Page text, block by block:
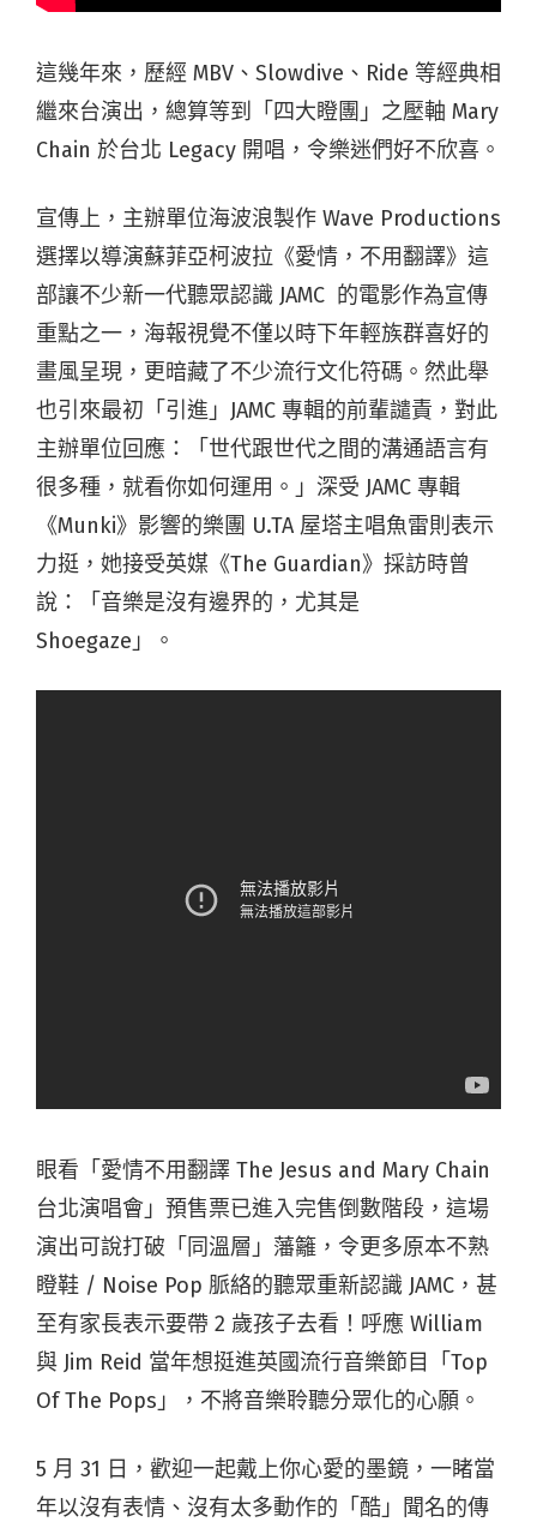
這幾年來，歷經 MBV、Slowdive、Ride 等經典相
繼來台演出，總算等到「四大瞪團」之壓軸 Mary
Chain 於台北 Legacy 開唱，令樂迷們好不欣喜。
宣傳上，主辦單位海波浪製作 Wave Productions
選擇以導演蘇菲亞柯波拉《愛情，不用翻譯》這
部讓不少新一代聽眾認識 JAMC 的電影作為宣傳
重點之一，海報視覺不僅以時下年輕族群喜好的
畫風呈現，更暗藏了不少流行文化符碼。然此舉
也引來最初「引進」JAMC 專輯的前輩譴責，對此
主辦單位回應：「世代跟世代之間的溝通語言有
很多種，就看你如何運用。」深受 JAMC 專輯
《Munki》影響的樂團 U.TA 屋塔主唱魚雷則表示
力挺，她接受英媒《The Guardian》採訪時曾
說：「音樂是沒有邊界的，尤其是
Shoegaze」。
眼看「愛情不用翻譯 The Jesus and Mary Chain
台北演唱會」預售票已進入完售倒數階段，這場
演出可說打破「同溫層」藩籬，令更多原本不熟
瞪鞋 / Noise Pop 脈絡的聽眾重新認識 JAMC，甚
至有家長表示要帶 2 歲孩子去看！呼應 William
與 Jim Reid 當年想挺進英國流行音樂節目「Top
Of The Pops」，不將音樂聆聽分眾化的心願。
5 月 31 日，歡迎一起戴上你心愛的墨鏡，一睹當
年以沒有表情、沒有太多動作的「酷」聞名的傳